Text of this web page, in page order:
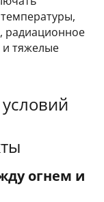
радиационное
и тяжелые
огнем и